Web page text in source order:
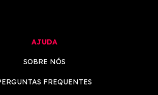
AJUDA
SOBRE NÓS
FREQUENTES